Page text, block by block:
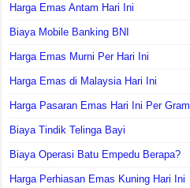
Harga Emas Antam Hari Ini
Biaya Mobile Banking BNI
Harga Emas Murni Per Hari Ini
Harga Emas di Malaysia Hari Ini
Harga Pasaran Emas Hari Ini Per Gram
Biaya Tindik Telinga Bayi
Biaya Operasi Batu Empedu Berapa?
Harga Perhiasan Emas Kuning Hari Ini